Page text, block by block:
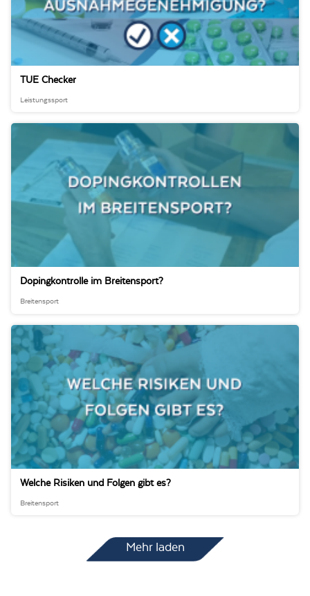
TUE Checker
Leistungssport
Dopingkontrolle im Breitensport?
Breitensport
Welche Risiken und Folgen gibt es?
Breitensport
Mehr laden